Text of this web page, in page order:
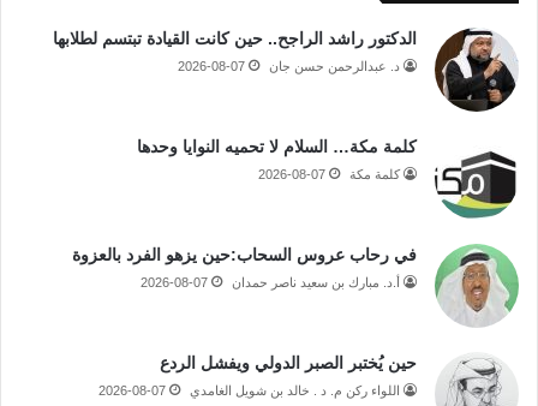
الدكتور راشد الراجح.. حين كانت القيادة تبتسم لطلابها
د. عبدالرحمن حسن جان 2026-08-07
كلمة مكة… السلام لا تحميه النوايا وحدها
كلمة مكة 2026-08-07
في رحاب عروس السحاب:حين يزهو الفرد بالعزوة
أ.د. مبارك بن سعيد ناصر حمدان 2026-08-07
حين يُختبر الصبر الدولي ويفشل الردع
اللواء ركن م. د . خالد بن شويل الغامدي 2026-08-07